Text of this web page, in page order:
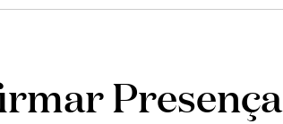
Presença